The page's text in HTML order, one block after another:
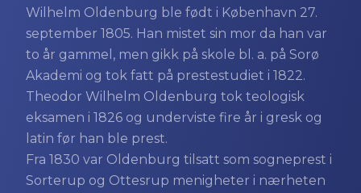
Wilhelm Oldenburg ble født i København 27.
september 1805. Han mistet sin mor da han var
to år gammel, men gikk på skole bl. a. på Sorø
Akademi og tok fatt på prestestudiet i 1822.
Theodor Wilhelm Oldenburg tok teologisk
eksamen i 1826 og underviste fire år i gresk og
latin før han ble prest.
Fra 1830 var Oldenburg tilsatt som sogneprest i
Sorterup og Ottesrup menigheter i nærheten